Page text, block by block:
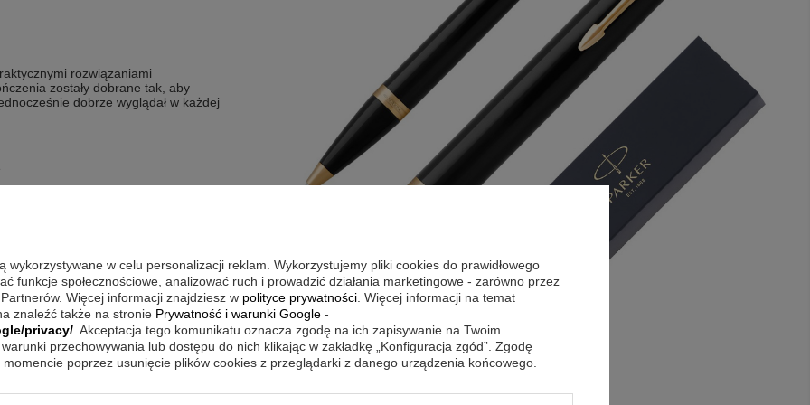
rozwiązaniami
zostały dobrane tak, aby
dobrze wyglądał w każdej
użytkowników
i czytelne notatki, niezależnie od
Mechanizm przyciskowy pozwala
przy krótkich zapiskach i dłuższych
i porządek w akcesoriach
złotych detali długopis pasuje
wykorzystywane w celu personalizacji reklam. Wykorzystujemy pliki cookies do prawidłowego
funkcje społecznościowe, analizować ruch i prowadzić działania marketingowe - zarówno przez
Więcej informacji znajdziesz w polityce prywatności . Więcej informacji na temat
znaleźć także na stronie Prywatność i warunki Google -
privacy/ . Akceptacja tego komunikatu oznacza zgodę na ich zapisywanie na Twoim
przechowywania lub dostępu do nich klikając w zakładkę „Konfiguracja zgód”. Zgodę
poprzez usunięcie plików cookies z przeglądarki z danego urządzenia końcowego.